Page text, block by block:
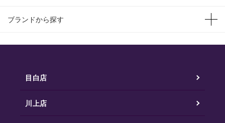
ブランドから探す
目白店
川上店